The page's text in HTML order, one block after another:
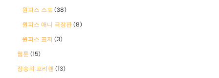
원피스 스포 (38)
원피스 애니 극장판 (8)
원피스 표지 (3)
웹툰 (15)
장송의 프리렌 (13)